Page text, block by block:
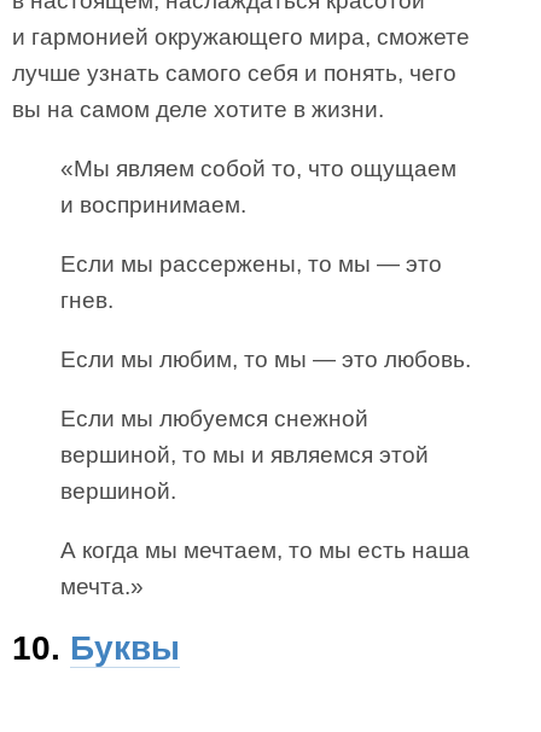
и гармонией окружающего мира, сможете
лучше узнать самого себя и понять, чего
вы на самом деле хотите в жизни.
«Мы являем собой то, что ощущаем
и воспринимаем.
Если мы рассержены, то мы — это
гнев.
Если мы любим, то мы — это любовь.
Если мы любуемся снежной
вершиной, то мы и являемся этой
вершиной.
А когда мы мечтаем, то мы есть наша
мечта.»
10. Буквы